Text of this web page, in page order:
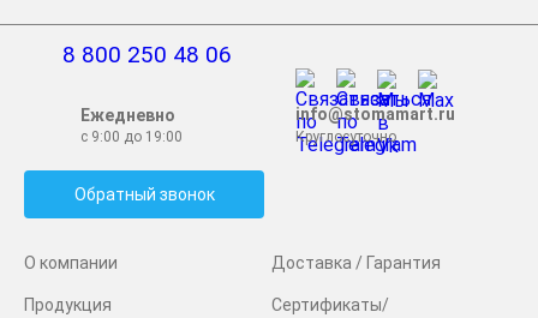
О компании
Продукция
Доставка / Гарантия
Сертификаты/
8 800 250 48 06
Ежедневно
с 9:00 до 19:00
info@stomamart.ru
Круглосуточно
Обратный звонок